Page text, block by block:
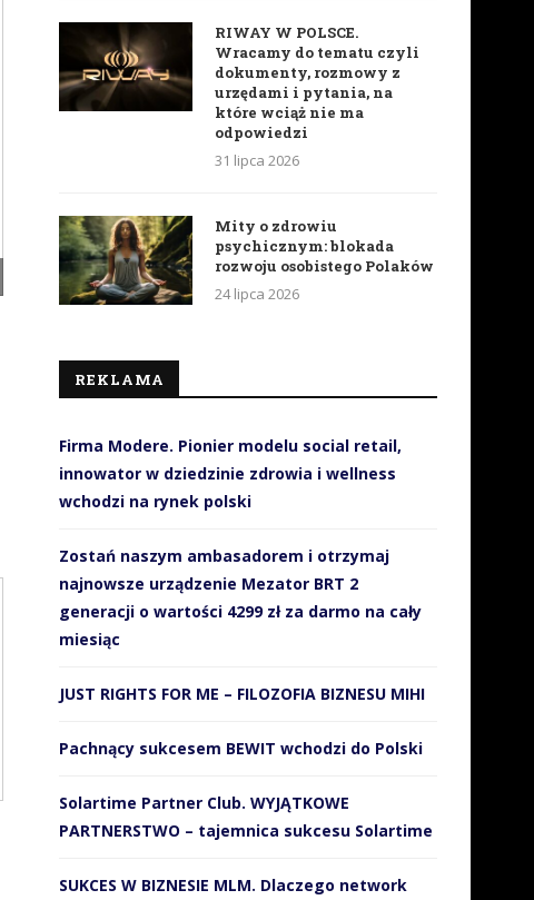
RIWAY W POLSCE.
Wracamy do tematu czyli
dokumenty, rozmowy z
urzędami i pytania, na
które wciąż nie ma
odpowiedzi
31 lipca 2026
Mity o zdrowiu
psychicznym: blokada
rozwoju osobistego Polaków
24 lipca 2026
REKLAMA
Firma Modere. Pionier modelu social retail,
innowator w dziedzinie zdrowia i wellness
wchodzi na rynek polski
Zostań naszym ambasadorem i otrzymaj
najnowsze urządzenie Mezator BRT 2
generacji o wartości 4299 zł za darmo na cały
miesiąc
JUST RIGHTS FOR ME – FILOZOFIA BIZNESU MIHI
Pachnący sukcesem BEWIT wchodzi do Polski
Solartime Partner Club. WYJĄTKOWE
PARTNERSTWO – tajemnica sukcesu Solartime
SUKCES W BIZNESIE MLM. Dlaczego network